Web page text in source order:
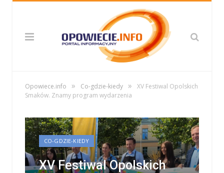
Opowiece.info » Co-gdzie-kiedy »
XV Festiwal Opolskich
Smaków. Znamy program wydarzenia
CO-GDZIE-KIEDY
XV Festiwal Opolskich